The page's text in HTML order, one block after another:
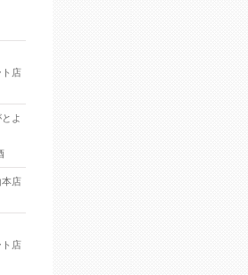
店
よ
本店
店